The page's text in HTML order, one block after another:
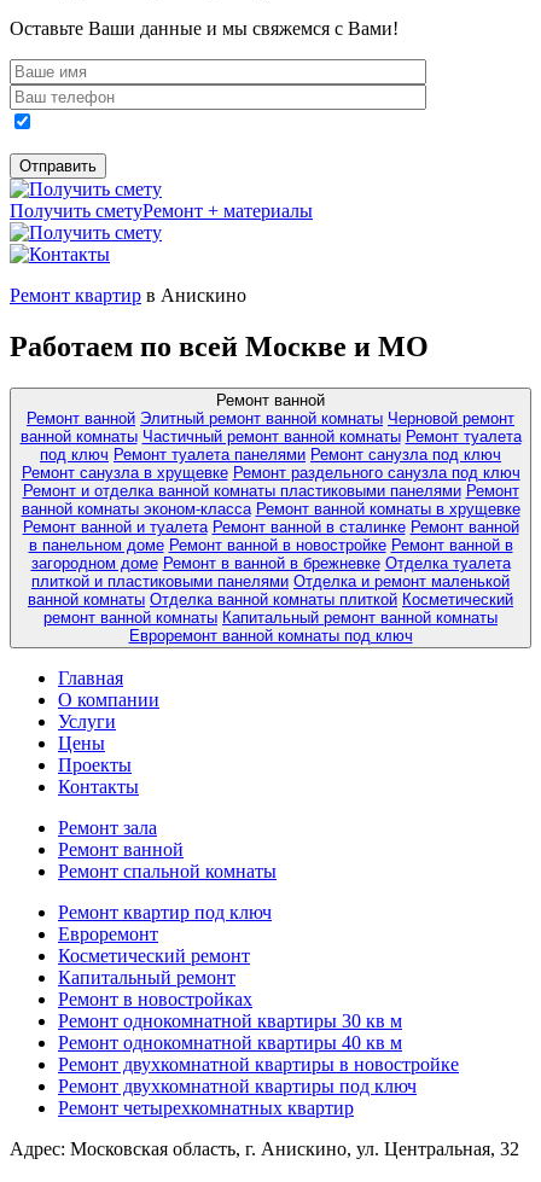
Оставьте Ваши данные и мы свяжемся с Вами!
Получить сметуРемонт + материалы
Ремонт квартир в Анискино
Работаем по всей Москве и МО
Ремонт ванной
Ремонт ванной Элитный ремонт ванной комнаты Черновой ремонт
ванной комнаты Частичный ремонт ванной комнаты Ремонт туалета
под ключ Ремонт туалета панелями Ремонт санузла под ключ
Ремонт санузла в хрущевке Ремонт раздельного санузла под ключ
Ремонт и отделка ванной комнаты пластиковыми панелями Ремонт
ванной комнаты эконом-класса Ремонт ванной комнаты в хрущевке
Ремонт ванной и туалета Ремонт ванной в сталинке Ремонт ванной
в панельном доме Ремонт ванной в новостройке Ремонт ванной в
загородном доме Ремонт в ванной в брежневке Отделка туалета
плиткой и пластиковыми панелями Отделка и ремонт маленькой
ванной комнаты Отделка ванной комнаты плиткой Косметический
ремонт ванной комнаты Капитальный ремонт ванной комнаты
Евроремонт ванной комнаты под ключ
Главная
О компании
Услуги
Цены
Проекты
Контакты
Ремонт зала
Ремонт ванной
Ремонт спальной комнаты
Ремонт квартир под ключ
Евроремонт
Косметический ремонт
Капитальный ремонт
Ремонт в новостройках
Ремонт однокомнатной квартиры 30 кв м
Ремонт однокомнатной квартиры 40 кв м
Ремонт двухкомнатной квартиры в новостройке
Ремонт двухкомнатной квартиры под ключ
Ремонт четырехкомнатных квартир
Адрес: Московская область, г. Анискино, ул. Центральная, 32